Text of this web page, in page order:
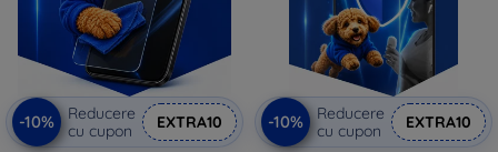
-10%
Reducere
cu cupon
EXTRA10 -10%
Reducere
cu cupon
EXTRA10